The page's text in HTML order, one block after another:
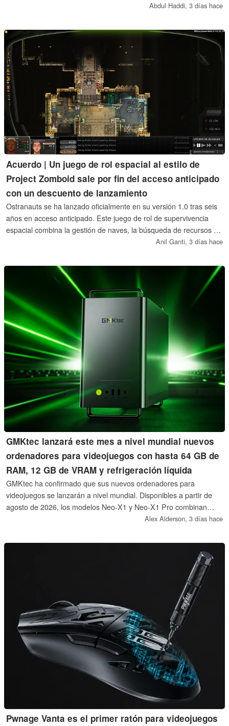
Abdul Haddi, 3 días hace
Acuerdo | Un juego de rol espacial al estilo de
Project Zomboid sale por fin del acceso anticipado
con un descuento de lanzamiento
Ostranauts se ha lanzado oficialmente en su versión 1.0 tras seis
años en acceso anticipado. Este juego de rol de supervivencia
espacial combina la gestión de naves, la búsqueda de recursos y
el juego de rol de mundo abierto en una simulación detallada que
juego está disponible con un descuento del 20 % por tiempo
Anil Ganti, 3 días hace
GMKtec lanzará este mes a nivel mundial nuevos
ordenadores para videojuegos con hasta 64 GB de
RAM, 12 GB de VRAM y refrigeración líquida
GMKtec ha confirmado que sus nuevos ordenadores para
videojuegos se lanzarán a nivel mundial. Disponibles a partir de
agosto de 2026, los modelos Neo-X1 y Neo-X1 Pro combinan
potentes procesadores AMD y tarjetas gráficas de sobremesa de
Alex Alderson, 3 días hace
Pwnage Vanta es el primer ratón para videojuegos